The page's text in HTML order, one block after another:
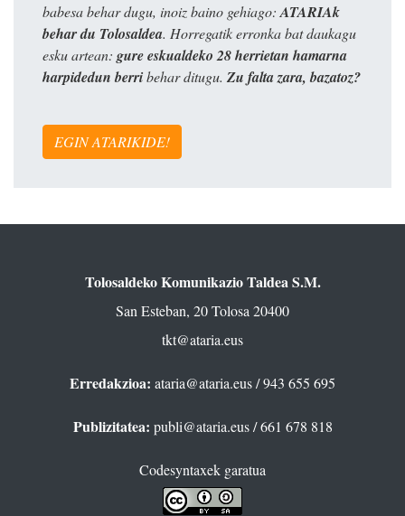
babesa behar dugu, inoiz baino gehiago: ATARIAk
behar du Tolosaldea. Horregatik erronka bat daukagu
esku artean: gure eskualdeko 28 herrietan hamarna
harpidedun berribehar ditugu. Zu falta zara, bazatoz?
EGIN ATARIKIDE!
Tolosaldeko Komunikazio Taldea S.M.
San Esteban, 20 Tolosa 20400
tkt@ataria.eus
Erredakzioa: ataria@ataria.eus/ 943 655 695
Publizitatea: publi@ataria.eus/ 661 678 818
Codesyntaxek garatua